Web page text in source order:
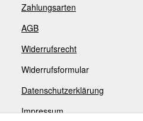
Zahlungsarten
AGB
Widerrufsrecht
Widerrufsformular
Datenschutzerklärung
Impressum